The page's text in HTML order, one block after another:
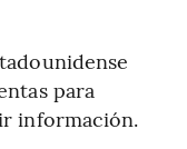
para
información.